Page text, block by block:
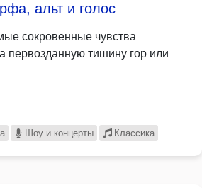
альт и голос
сокровенные чувства
первозданную тишину гор или
Шоу и концерты Классика